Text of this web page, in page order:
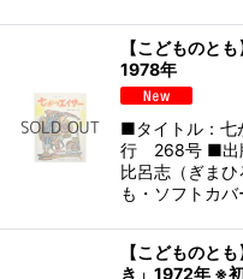
【こどものと
1978年
■タイトル：七
行 268号 ■出
比呂志（ぎま
も・ソフトカ
【こどものと
き」1972年 ※